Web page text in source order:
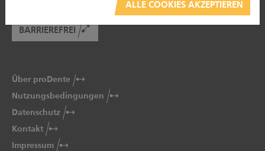
BARRIEREFREI
Über proDente
Nutzungsbedingungen
Datenschutz
Kontakt
Impressum
ALLE COOKIES AKZEPTIEREN